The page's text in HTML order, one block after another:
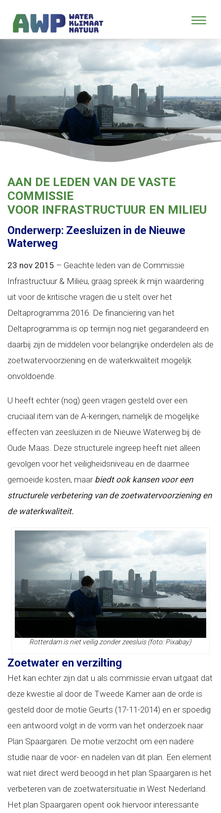
AAN DE LEDEN VAN DE VASTE
COMMISSIE
VOOR INFRASTRUCTUUR EN MILIEU
Onderwerp: Zeesluizen in de Nieuwe
Waterweg
23 nov 2015 – Geachte leden van de Commissie
Infrastructuur & Milieu, graag spreek ik mijn waardering
uit voor de kritische vragen die u stelt over het
Deltaprogramma 2016. De financiering van het
Deltaprogramma is op termijn nog niet gegarandeerd en
daarbij zijn de middelen voor belangrijke onderdelen als de
zoetwatervoorziening en de waterkwaliteit mogelijk
onvoldoende.
U heeft echter (nog) geen vragen gesteld over een
cruciaal item van de A-keringen, namelijk de mogelijke
effecten van zeesluizen in de Nieuwe Waterweg bij de
Oude Maas. Deze structurele ingreep heeft niet alleen
gevolgen voor het veiligheidsniveau en de daarmee
gemoeide kosten, maar biedt ook kansen voor een
structurele verbetering van de zoetwatervoorziening en
de waterkwaliteit.
Rotterdam is niet veilig zonder zeesluis (foto: Pixabay)
Zoetwater en verzilting
Het kan echter zijn dat u als commissie ervan uitgaat dat
deze kwestie al door de Tweede Kamer aan de orde is
gesteld door de motie Geurts (17-11-2014) en er spoedig
een antwoord volgt in de vorm van het onderzoek naar
Plan Spaargaren. De motie verzocht om een nadere
studie naar de voor- en nadelen van dit plan. Een element
wat niet direct werd beoogd in het plan Spaargaren is het
verbeteren van de zoetwatersituatie in West Nederland.
Het plan Spaargaren opent ook hiervoor interessante